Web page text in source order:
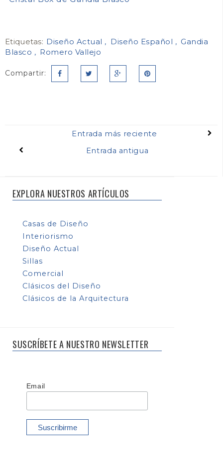
Etiquetas: Diseño Actual Diseño Español
Gandia
Blasco
Romero Vallejo
Compartir:
Entrada más reciente
Entrada antigua
EXPLORA NUESTROS ARTÍCULOS
Casas de Diseño
Interiorismo
Diseño Actual
Sillas
Comercial
Clásicos del Diseño
Clásicos de la Arquitectura
SUSCRÍBETE A NUESTRO NEWSLETTER
Email